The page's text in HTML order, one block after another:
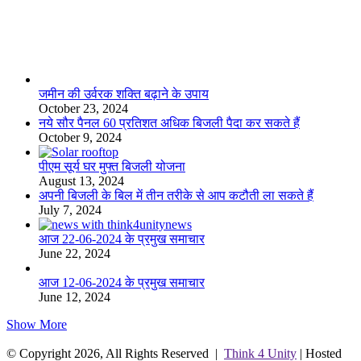
जमीन की उर्वरक शक्ति बढ़ाने के उपाय
October 23, 2024
नये सौर पैनल 60 प्रतिशत अधिक बिजली पैदा कर सकते हैं
October 9, 2024
पीएम सूर्य घर मुफ्त बिजली योजना
August 13, 2024
अपनी बिजली के बिल में तीन तरीके से आप कटौती ला सकते हैं
July 7, 2024
आज 22-06-2024 के प्रमुख समाचार
June 22, 2024
आज 12-06-2024 के प्रमुख समाचार
June 12, 2024
Show More
© Copyright 2026, All Rights Reserved | Think 4 Unity | Hosted